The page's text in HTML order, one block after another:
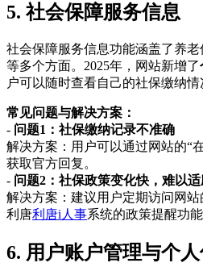
5. 社会保障服务信息
社会保障服务信息功能涵盖了养
等多个方面。2025年，网站新增了
户可以随时查看自己的社保缴纳情
常见问题与解决方案：
- 问题1：社保缴纳记录不准确
解决方案：用户可以通过网站的“
获取官方回复。
- 问题2：社保政策变化快，难以适
解决方案：建议用户定期访问网站
利唐利唐i人事系统的政策提醒功能
6. 用户账户管理与个